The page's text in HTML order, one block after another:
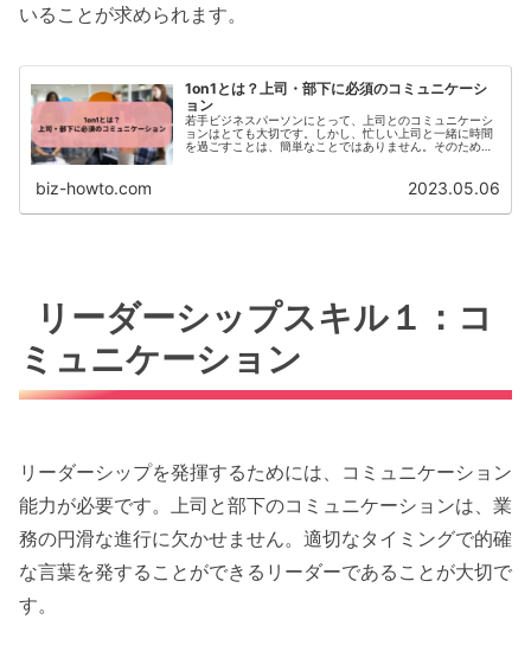
いることが求められます。
1on1とは？上司・部下に必須のコミュニケーシ
ョン
若手ビジネスパーソンにとって、上司とのコミュニケーシ
ョンはとても大切です。しかし、忙しい上司と一緒に時間
を過ごすことは、簡単なことではありません。そのため、
biz-howto.com 2023.05.06
リーダーシップスキル１：コ
ミュニケーション
リーダーシップを発揮するためには、コミュニケーション
能力が必要です。上司と部下のコミュニケーションは、業
務の円滑な進行に欠かせません。適切なタイミングで的確
な言葉を発することができるリーダーであることが大切で
す。